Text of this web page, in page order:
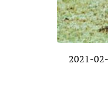
2021-